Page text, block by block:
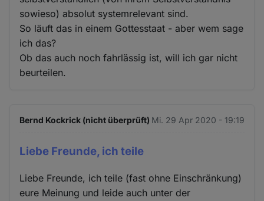
sowieso) absolut systemrelevant sind.
So läuft das in einem Gottesstaat - aber wem sage
ich das?
Ob das auch noch fahrlässig ist, will ich gar nicht
beurteilen.
Bernd Kockrick (nicht überprüft) Mi. 29 Apr 2020 - 19:19
Liebe Freunde, ich teile
Liebe Freunde, ich teile (fast ohne Einschränkung)
eure Meinung und leide auch unter der